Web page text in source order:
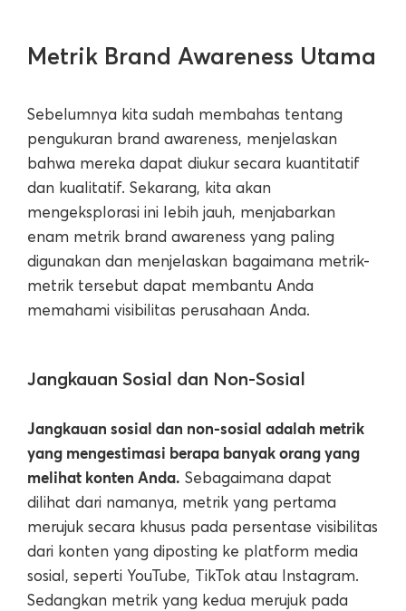
Metrik Brand Awareness Utama
Sebelumnya kita sudah membahas tentang
pengukuran brand awareness, menjelaskan
bahwa mereka dapat diukur secara kuantitatif
dan kualitatif. Sekarang, kita akan
mengeksplorasi ini lebih jauh, menjabarkan
enam metrik brand awareness yang paling
digunakan dan menjelaskan bagaimana metrik-
metrik tersebut dapat membantu Anda
memahami visibilitas perusahaan Anda.
Jangkauan Sosial dan Non-Sosial
Jangkauan sosial dan non-sosial adalah metrik
yang mengestimasi berapa banyak orang yang
melihat konten Anda. Sebagaimana dapat
dilihat dari namanya, metrik yang pertama
merujuk secara khusus pada persentase visibilitas
dari konten yang diposting ke platform media
sosial, seperti YouTube, TikTok atau Instagram.
Sedangkan metrik yang kedua merujuk pada